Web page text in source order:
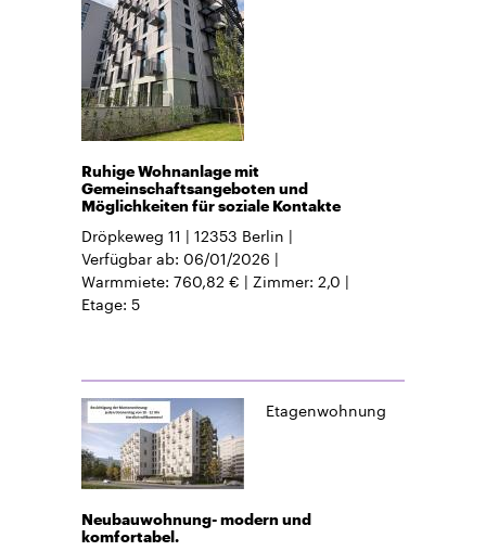
Ruhige Wohnanlage mit
Gemeinschaftsangeboten und
Möglichkeiten für soziale Kontakte
Dröpkeweg 11 12353 Berlin
Verfügbar ab 06/01/2026
Warmmiete 760,82 € Zimmer 2,0
Etage 5
Etagenwohnung
Neubauwohnung- modern und
komfortabel.